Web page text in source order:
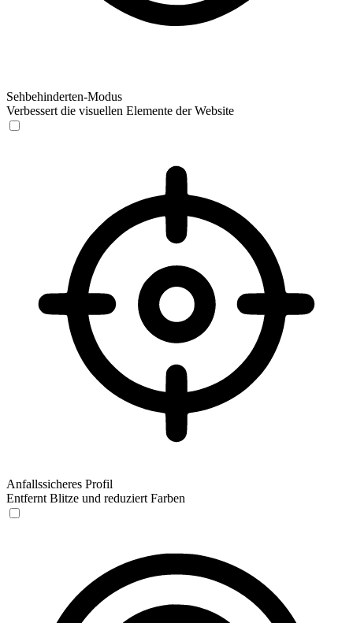
Sehbehinderten-Modus
Verbessert die visuellen Elemente der Website
Anfallssicheres Profil
Entfernt Blitze und reduziert Farben